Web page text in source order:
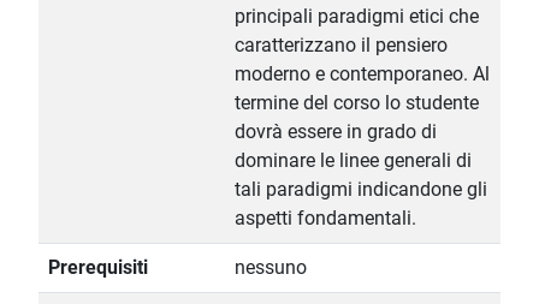
principali paradigmi etici che
caratterizzano il pensiero
moderno e contemporaneo. Al
termine del corso lo studente
dovrà essere in grado di
dominare le linee generali di
tali paradigmi indicandone gli
aspetti fondamentali.
Prerequisiti nessuno